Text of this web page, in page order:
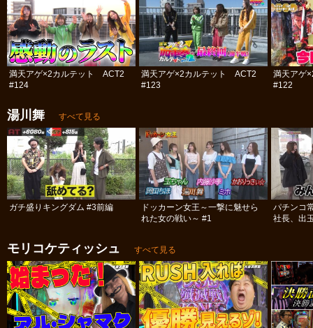
満天アゲ×2カルテット ACT2
#124
満天アゲ×2カルテット ACT2
#123
満天アゲ
#122
湯川舞 すべて見る
ガチ盛りキングダム #3前編
ドッカーン女王～一撃に魅せら
れた女の戦い～ #1
パチンコ
社長、出
モリコケティッシュ すべて見る